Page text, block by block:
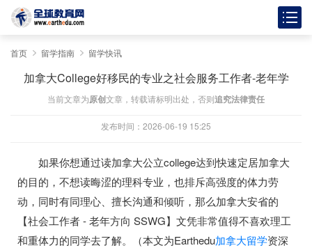
首页 留学指南 留学快讯
加拿大College好移民的专业之社会服务工作者-老年学
当前文章为原创文章，转载请标明出处，否则追究法律责任
发布时间：2026-06-19 15:25
如果你想通过读加拿大公立college达到快速定居加拿大
的目的，不想读晦涩的理科专业，也排斥高强度的体力劳
动，同时有同理心、擅长沟通和倾听，那么加拿大安省的
【社会工作者 - 老年方向 SSWG】文凭非常值得不喜欢理工
和重体力的同学去了解。（本文为Earthedu加拿大留学资深